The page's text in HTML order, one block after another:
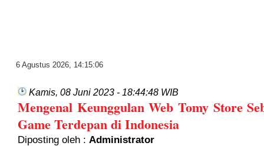
6 Agustus 2026, 14:15:07
Kamis, 08 Juni 2023 - 18:44:48 WIB
Mengenal Keunggulan Web Tomy Store
Game Terdepan di Indonesia
Diposting oleh : Administrator